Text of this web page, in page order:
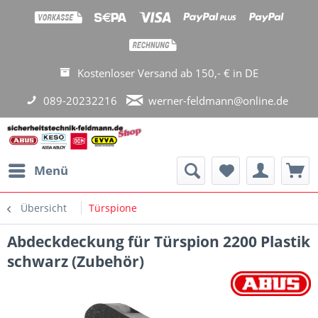
Kostenloser Versand ab 150,- € in DE
089-20232216
werner-feldmann@online.de
Menü
Übersicht Türspione
Abdeckdeckung für Türspion 2200 Plastik
schwarz (Zubehör)